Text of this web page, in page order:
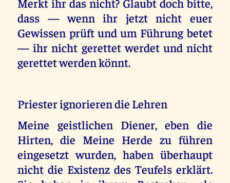
Merkt ihr das nicht? Glaubt doch bitte,
dass — wenn ihr jetzt nicht euer
Gewissen prüft und um Führung betet
— ihr nicht gerettet werdet und nicht
gerettet werden könnt.
Priester ignorieren die Lehren
Meine geistlichen Diener, eben die
Hirten, die Meine Herde zu führen
eingesetzt wurden, haben überhaupt
nicht die Existenz des Teufels erklärt.